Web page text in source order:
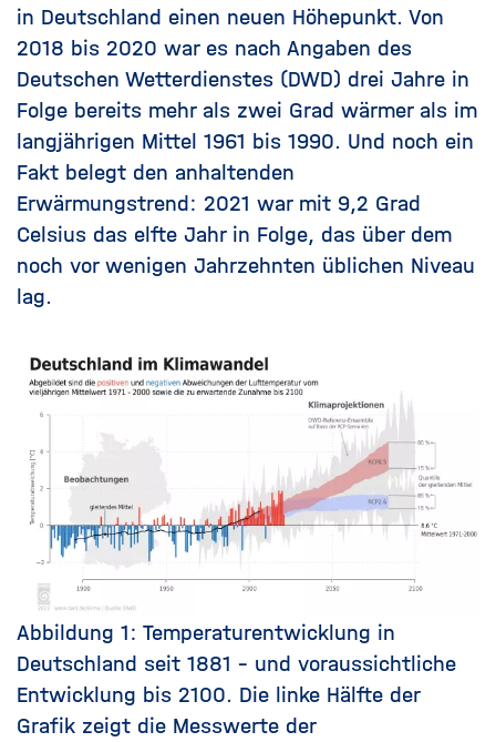
in Deutschland einen neuen Höhepunkt. Von
2018 bis 2020 war es nach Angaben des
Deutschen Wetterdienstes (DWD) drei Jahre in
Folge bereits mehr als zwei Grad wärmer als im
langjährigen Mittel 1961 bis 1990. Und noch ein
Fakt belegt den anhaltenden
Erwärmungstrend: 2021 war mit 9,2 Grad
Celsius das elfte Jahr in Folge, das über dem
noch vor wenigen Jahrzehnten üblichen Niveau
lag.
Abbildung 1: Temperaturentwicklung in
Deutschland seit 1881 – und voraussichtliche
Entwicklung bis 2100. Die linke Hälfte der
Grafik zeigt die Messwerte der